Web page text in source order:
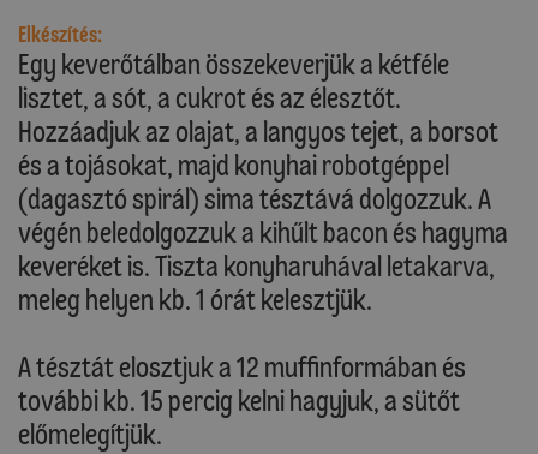
Elkészítés:
Egy keverőtálban összekeverjük a kétféle
lisztet, a sót, a cukrot és az élesztőt.
Hozzáadjuk az olajat, a langyos tejet, a borsot
és a tojásokat, majd konyhai robotgéppel
(dagasztó spirál) sima tésztává dolgozzuk. A
végén beledolgozzuk a kihűlt bacon és hagyma
keveréket is. Tiszta konyharuhával letakarva,
meleg helyen kb. 1 órát kelesztjük.
A tésztát elosztjuk a 12 muffinformában és
további kb. 15 percig kelni hagyjuk, a sütőt
előmelegítjük.